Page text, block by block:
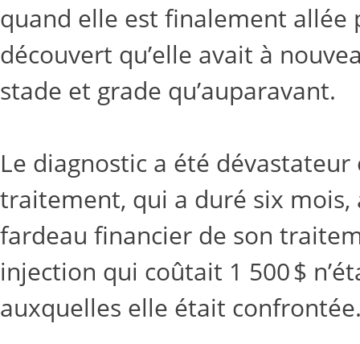
quand elle est finalement allée
découvert qu’elle avait à
stade et grade qu’auparavant.
Le diagnostic a été
traitement, qui a duré six
fardeau financier de son
injection qui coûtait 1 500 $
auxquelles elle était